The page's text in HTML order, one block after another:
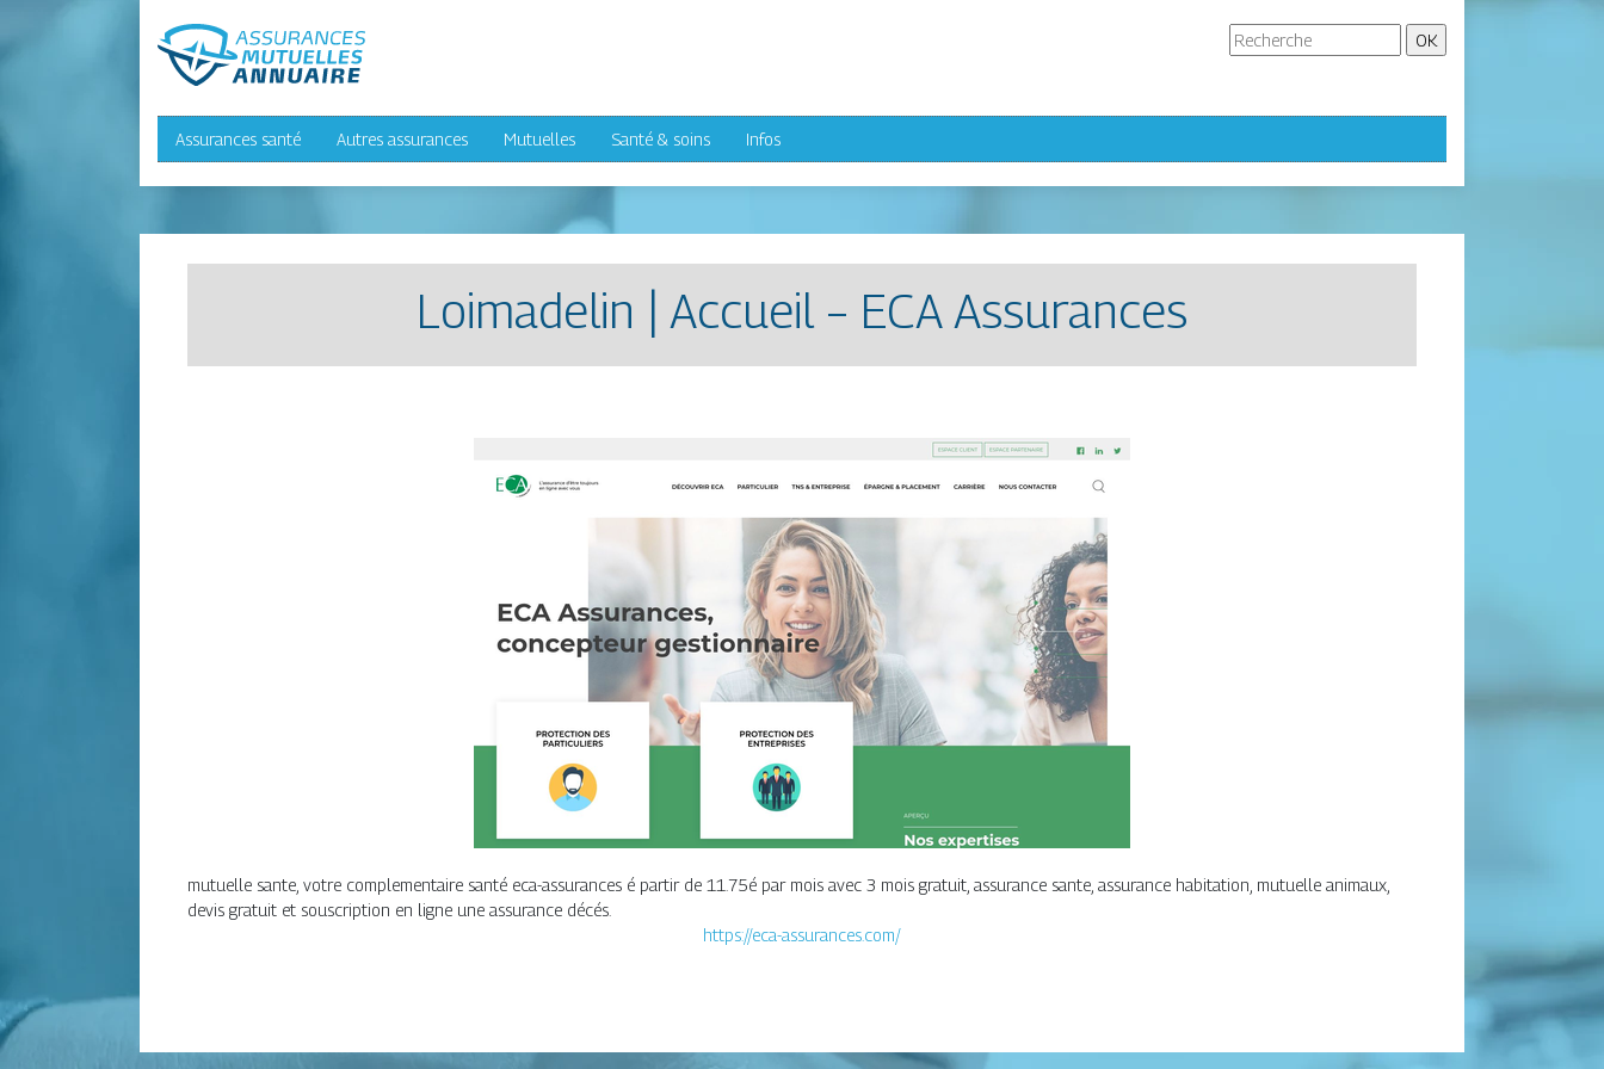
Assurances santé Autres assurances Mutuelles Santé & soins Infos
Loimadelin | Accueil – ECA Assurances
mutuelle sante, votre complementaire santé eca-assurances é partir de 11.75é par mois avec 3 mois gratuit, assurance sante, assurance habitation, mutuelle animaux,
devis gratuit et souscription en ligne une assurance décés.
https://eca-assurances.com/